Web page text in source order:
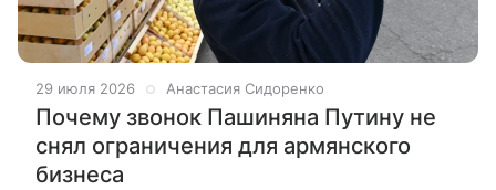
29 июля 2026 Анастасия Сидоренко
Почему звонок Пашиняна Путину не
снял ограничения для армянского
бизнеса